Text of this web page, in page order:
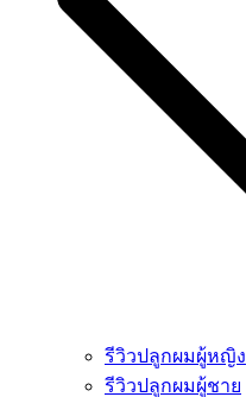
รีวิวปลูกผมผู้หญิง
รีวิวปลูกผมผู้ชาย